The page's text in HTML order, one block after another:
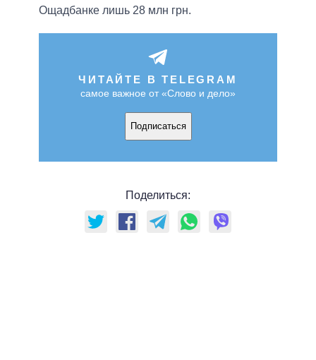
Ощадбанке лишь 28 млн грн.
ЧИТАЙТЕ В TELEGRAM
самое важное от «Слово и дело»
Подписаться
Поделиться: